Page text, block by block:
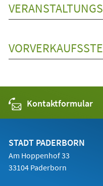
Kontaktformular
STADT PADERBORN
Am Hoppenhof 33
33104 Paderborn